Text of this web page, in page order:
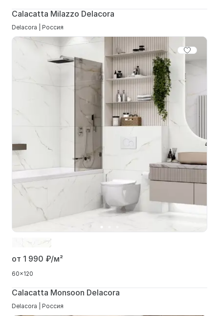
Calacatta Milazzo Delacora
Delacora | Россия
от 1 990 ₽/м²
60x120
Calacatta Monsoon Delacora
Delacora | Россия